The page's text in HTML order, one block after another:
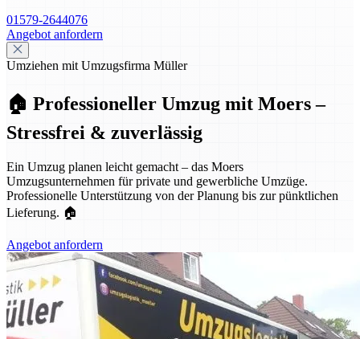
01579-2644076
Angebot anfordern
Umziehen mit Umzugsfirma Müller
🏠 Professioneller Umzug mit Moers –
Stressfrei & zuverlässig
Ein Umzug planen leicht gemacht – das Moers
Umzugsunternehmen für private und gewerbliche Umzüge.
Professionelle Unterstützung von der Planung bis zur pünktlichen
Lieferung. 🏠
Angebot anfordern